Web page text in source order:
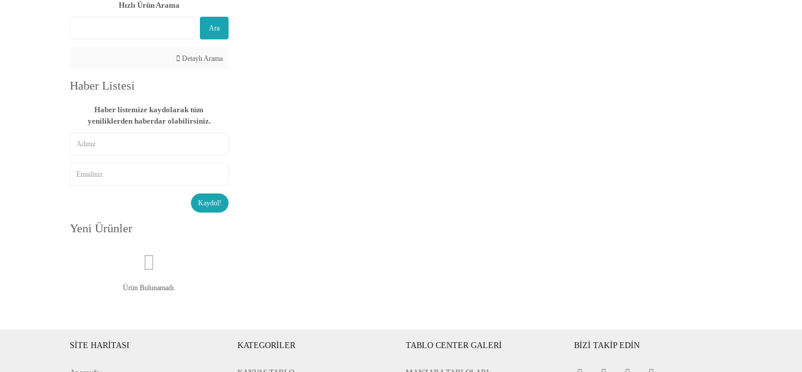
Hızlı Ürün Arama
Ara
Detaylı Arama
Haber Listesi
Haber listemize kaydolarak tüm
yeniliklerden haberdar olabilirsiniz.
Kaydol!
Yeni Ürünler
Ürün Bulunamadı.
SİTE HARİTASI KATEGORİLER TABLO CENTER GALERİ BİZİ TAKİP EDİN